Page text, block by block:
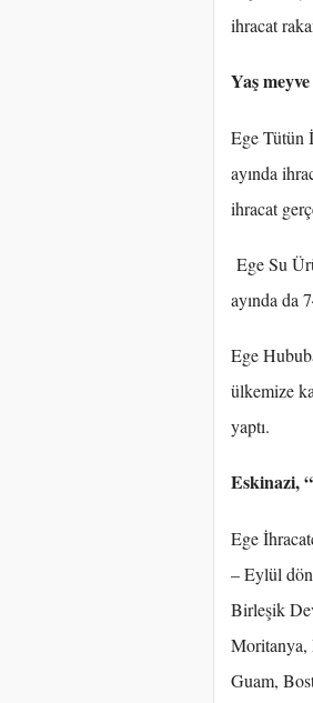
ihracat
Yaş
Ege Tütün
ayında
ihracat
Ege Su
ayında da
Ege
ülkemize
yaptı.
Eskinazi,
Ege
– Eylül
Birleşik
Moritanya,
Guam,